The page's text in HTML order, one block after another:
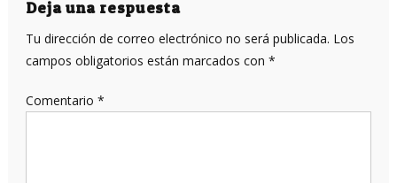
entradas
Deja una respuesta
Tu dirección de correo electrónico no será publicada. Los
campos obligatorios están marcados con *
Comentario *